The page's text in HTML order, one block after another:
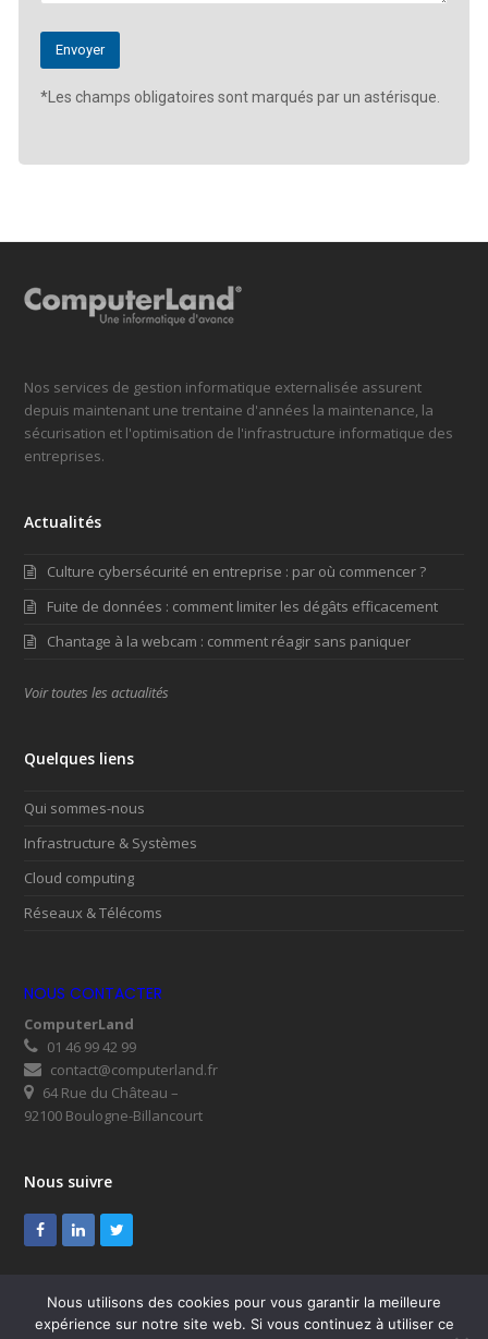
*Les champs obligatoires sont marqués par un astérisque.
Nos services de gestion informatique externalisée assurent
depuis maintenant une trentaine d'années la maintenance, la
sécurisation et l'optimisation de l'infrastructure informatique des
entreprises.
Actualités
Culture cybersécurité en entreprise : par où commencer ?
Fuite de données : comment limiter les dégâts efficacement
Chantage à la webcam : comment réagir sans paniquer
Voir toutes les actualités
Quelques liens
Qui sommes-nous
Infrastructure & Systèmes
Cloud computing
Réseaux & Télécoms
NOUS CONTACTER
ComputerLand
01 46 99 42 99
contact@computerland.fr
64 Rue du Château –
92100 Boulogne-Billancourt
Nous suivre
Facebook
LinkedInTwitter
© ComputerLand 2026
Nous utilisons des cookies pour vous garantir la meilleure
expérience sur notre site web. Si vous continuez à utiliser ce